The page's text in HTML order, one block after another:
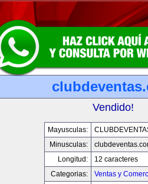
Vendido!
Mayusculas:
Minusculas:
Longitud:
12 caracteres
Categorias:
Ventas y